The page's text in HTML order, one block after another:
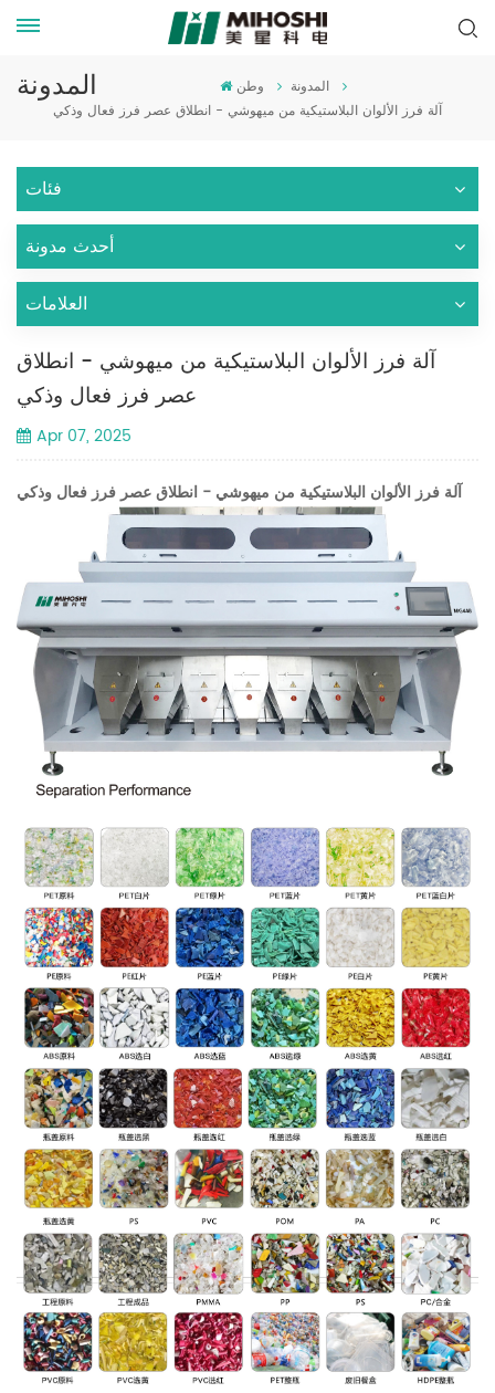
المدونة وطن
المدونة
آلة فرز الألوان البلاستيكية من ميهوشي - انطلاق عصر فرز فعال وذكي
فئات
أحدث مدونة
العلامات
آلة فرز الألوان البلاستيكية من ميهوشي - انطلاق
عصر فرز فعال وذكي
Apr 07, 2025
آلة فرز الألوان البلاستيكية من ميهوشي - انطلاق عصر فرز فعال وذكي